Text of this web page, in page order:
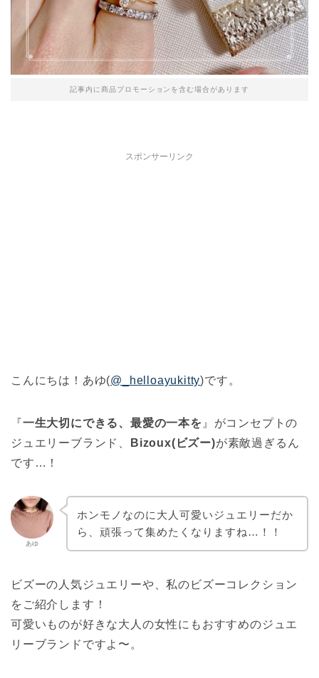
記事内に商品プロモーションを含む場合があります
スポンサーリンク
こんにちは！あゆ(@_helloayukitty)です。
『一生大切にできる、最愛の一本を 』がコンセプトの
ジュエリーブランド、
Bizoux(ビズー)が素敵過ぎるん
です…！
あゆ
ホンモノなのに大人可愛いジュエリーだか
ら、頑張って集めたくなりますね…！！
ビズーの人気ジュエリーや、私のビズーコレクション
をご紹介します！
可愛いものが好きな大人の女性にもおすすめのジュエ
リーブランドですよ〜。